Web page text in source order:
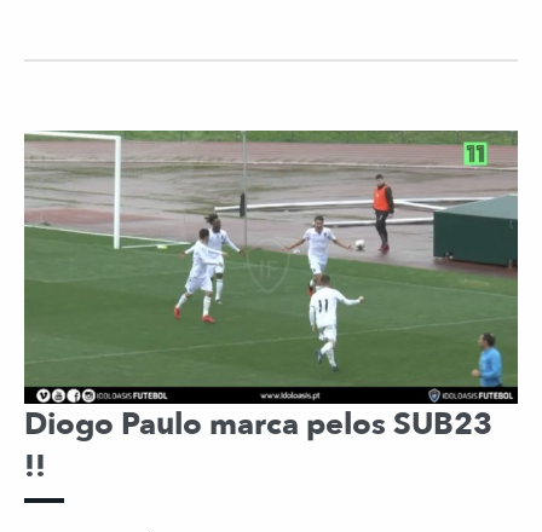
Diogo Paulo marca pelos SUB23
!!